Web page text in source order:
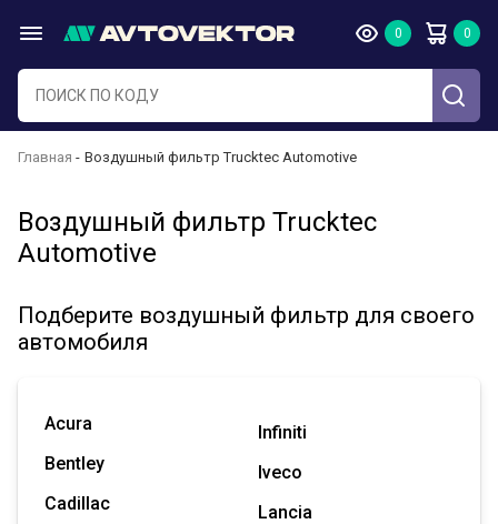
Главная Воздушный фильтр Trucktec Automotive
Воздушный фильтр Trucktec
Automotive
Подберите воздушный фильтр для своего
автомобиля
Acura
Bentley
Cadillac
Infiniti
Iveco
Lancia